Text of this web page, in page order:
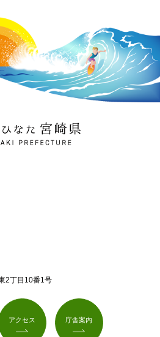
た 宮崎県
PREFECTURE
2丁目10番1号
アクセス 庁舎案内